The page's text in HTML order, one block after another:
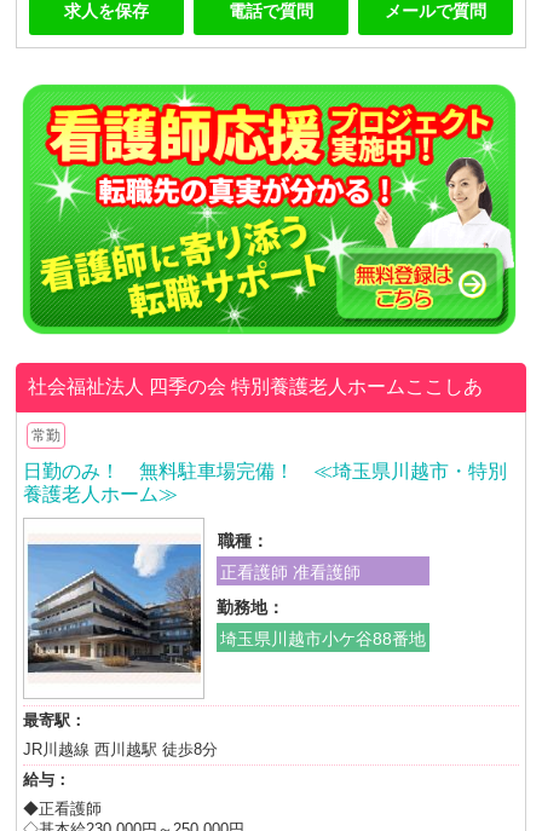
求人を保存 電話で質問 メールで質問
社会福祉法人 四季の会特別養護老人ホームここしあ
常勤
日勤のみ！ 無料駐車場完備！ ≪埼玉県川越市・特別
養護老人ホーム≫
職種：
正看護師 准看護師
勤務地：
埼玉県川越市小ケ谷88番地
最寄駅：
JR川越線 西川越駅 徒歩8分
給与：
◆正看護師